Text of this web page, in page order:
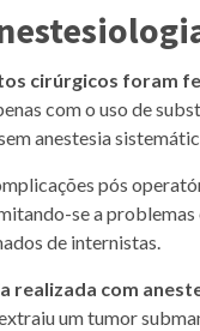
cirúrgicos foram
com o uso de
anestesia
pós
se a
de internistas.
realizada com
um tumor